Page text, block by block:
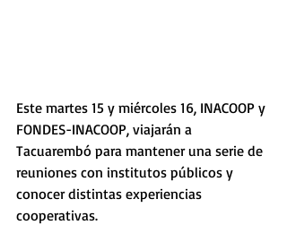
Este martes 15 y miércoles 16, INACOOP y
FONDES-INACOOP, viajarán a
Tacuarembó para mantener una serie de
reuniones con institutos públicos y
conocer distintas experiencias
cooperativas.